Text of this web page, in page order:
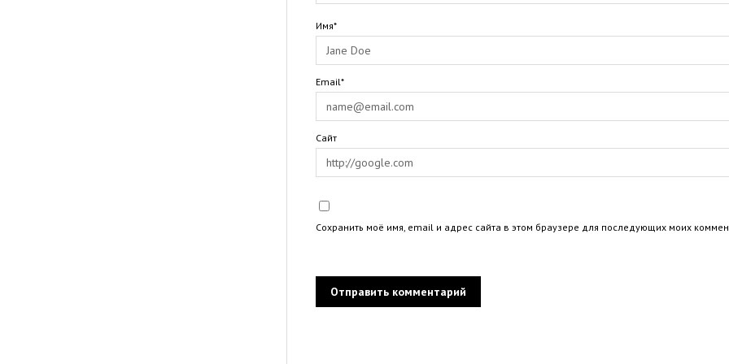
Имя*
Email*
Сайт
Сохранить моё имя, email и адрес сайта в этом браузере для последующих моих